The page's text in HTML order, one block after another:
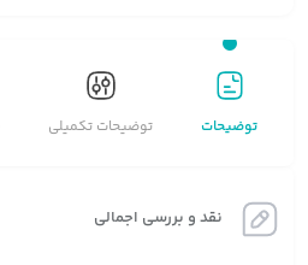
توضیحات توضیحات تکمیلی
نقد و بررسی اجمالی